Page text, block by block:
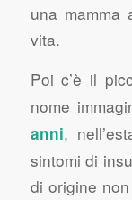
una
vita.
Poi c’è il
nome
anni,
sintomi di
di origine